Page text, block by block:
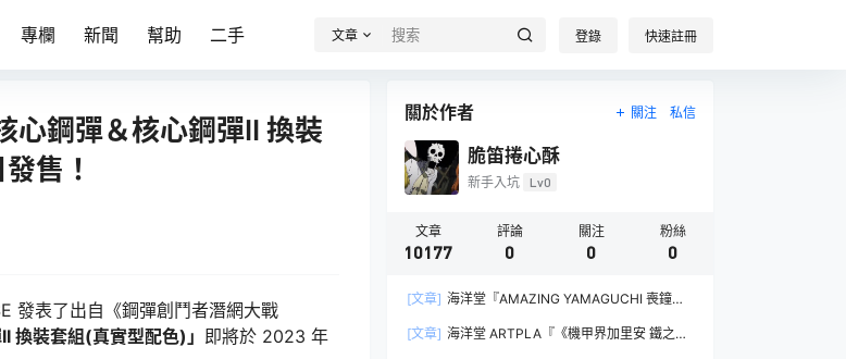
專欄 新聞 幫助 二手 文章 登錄 快速註冊
心鋼彈＆核心鋼彈II 換裝
售！
發表了出自《鋼彈創鬥者潛網大戰
換裝套組(真實型配色)」 即將於 2023 年
關於作者 關注 私信
脆笛捲心酥
新手入坑 Lv0
文章
10177
評論
0
關注
0
粉絲
0
[文章] 海洋堂『AMAZING YAMAGUCHI 喪鐘
之刃與大魄力火焰特效！
[文章] 海洋堂 ARTPLA『《機甲界加里安 鐵之紋